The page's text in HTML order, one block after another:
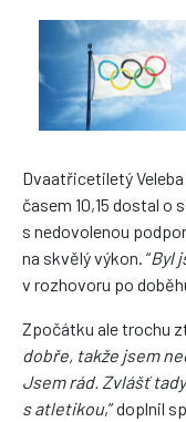
Dvaatřicetiletý
časem 10,15 dostal o
s nedovolenou
na skvělý výkon. “Byl
v rozhovoru po
Zpočátku ale trochu
dobře, takže jsem
Jsem rád. Zvlášť
s atletikou,” doplnil